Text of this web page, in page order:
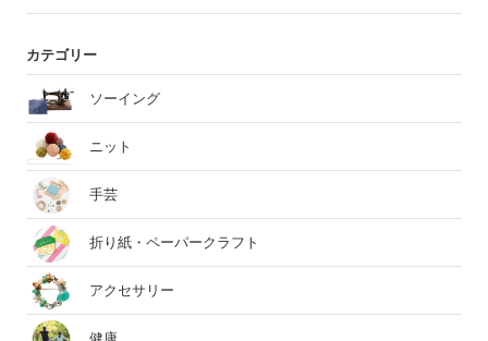
カテゴリー
ソーイング
ニット
手芸
折り紙・ペーパークラフト
アクセサリー